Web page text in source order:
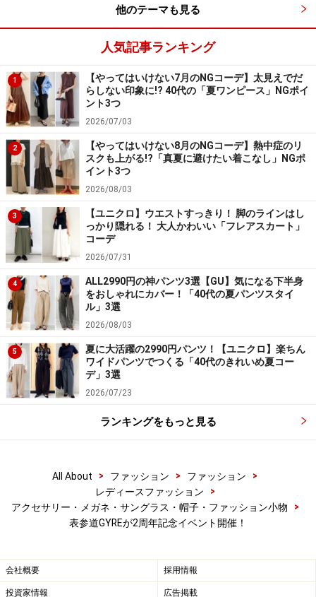
開催日時：11月7日（土）・8日（日） 11：00～22：
開催場所：参加ショップにてその場で抽選、商品引き換
参加店舗：飲食店／ペローラアトランチカ、ル・プレベ
ール、ほの字、スモーク
物販店／MoMAデザインストア、ユーロ パッション、カ
ルディコーヒーファーム、ルピシア、グロッサリーコー
ト・セルフィユ、デュヌラルテ
GYRE（ジャイル）
■お問い合わせ先
GYRE（ジャイル）
東京都渋谷区神宮前5-10-1
Tel. 03－3498－6990
営業時間｜ショップ10：00～19：00
【最新記事】
他のテーマも見る
人気記事ランキング
1
【やってはいけない7月のNGコーデ】太見えでだ
らしない印象に!? 40代の「夏ワンピース」NGポイ
ント3つ
2026/07/03
2
【やってはいけない8月のNGコーデ】熱中症のリ
スクも上がる!?「真夏に避けたい着こなし」NGポ
イント3つ
2026/08/03
3
【ユニクロ】ウエストすっきり！ 脚のラインはし
っかり隠れる！ 大人かわいい「フレアスカート」
コーデ
2026/07/31
4
ALL2990円の神パンツ3選【GU】気になる下半身
をおしゃれにカバー！「40代の夏パンツスタイ
ル」3選
2026/08/03
5
夏に大活躍の2990円パンツ！【ユニクロ】楽ちん
ワイドパンツでつくる「40代のきれいめ夏コー
デ」3選
2026/07/23
ランキングをもっと見る
All About > ファッション > ファッション
>
レディースファッション
>
アクセサリー・メガネ・サングラス・帽子・ファッション小物
>
表参道GYREが2周年記念イベント開催！
会社概要 採用情報
投資家情報 広告掲載